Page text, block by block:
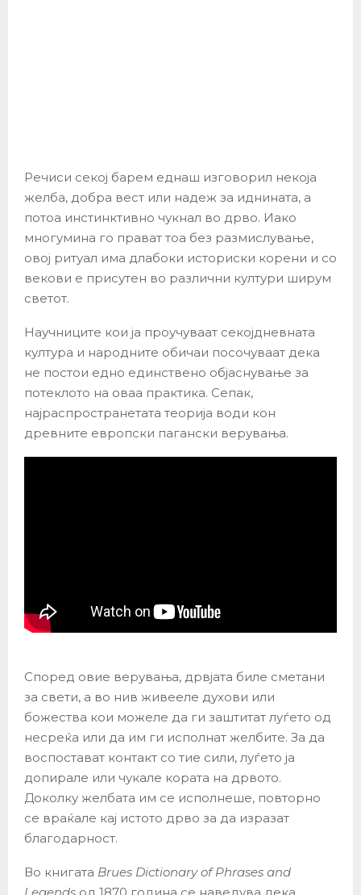
Речиси секој барем еднаш изговорил некоја
желба, добра вест или надеж за иднината, а
потоа инстинктивно чукнал во дрво. Иако
многумина го прават тоа без размислување,
овој ритуал има длабоки историски корени и со
векови е присутен во различни култури ширум
светот.
Научниците кои ја проучуваат секојдневната
култура и народните обичаи посочуваат дека
не постои едно единствено објаснување за
потеклото на оваа практика. Сепак,
најраспространетата теорија води кон
древните европски пагански верувања.
Според овие верувања, дрвјата биле сметани
за свети, а во нив живееле духови или
божества кои можеле да ги заштитат луѓето од
несреќа или да им ги исполнат желбите. За да
воспостават контакт со тие сили, луѓето ја
допирале или чукале кората на дрвото.
Доколку желбата им се исполнеше, повторно
се враќале кај истото дрво за да изразат
благодарност.
Во книгата Brues Dictionary of Phrases and